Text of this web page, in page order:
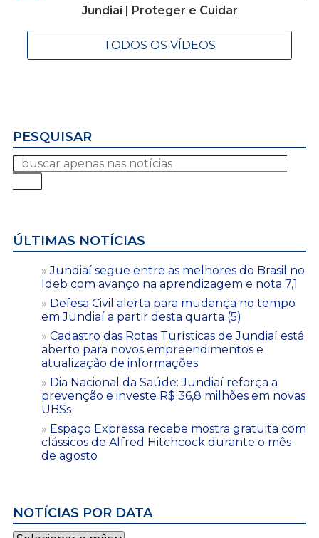
Jundiaí | Proteger e Cuidar
TODOS OS VÍDEOS
PESQUISAR
ÚLTIMAS NOTÍCIAS
Jundiaí segue entre as melhores do Brasil no
Ideb com avanço na aprendizagem e nota 7,1
Defesa Civil alerta para mudança no tempo
em Jundiaí a partir desta quarta (5)
Cadastro das Rotas Turísticas de Jundiaí está
aberto para novos empreendimentos e
atualização de informações
Dia Nacional da Saúde: Jundiaí reforça a
prevenção e investe R$ 36,8 milhões em novas
UBSs
Espaço Expressa recebe mostra gratuita com
clássicos de Alfred Hitchcock durante o mês
de agosto
NOTÍCIAS POR DATA